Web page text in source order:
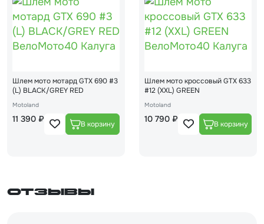
Шлем мото мотард GTX 690 #3
(L) BLACK/GREY RED
Motoland
11 390 ₽
Шлем мото кроссовый GTX 633
#12 (XXL) GREEN
Motoland
10 790 ₽
Отзывы